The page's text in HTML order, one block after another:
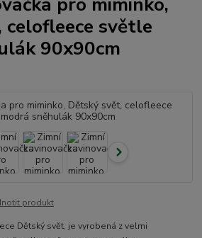
světle
90x90cm
produkt
Dětský svět, je vyrobená z velmi